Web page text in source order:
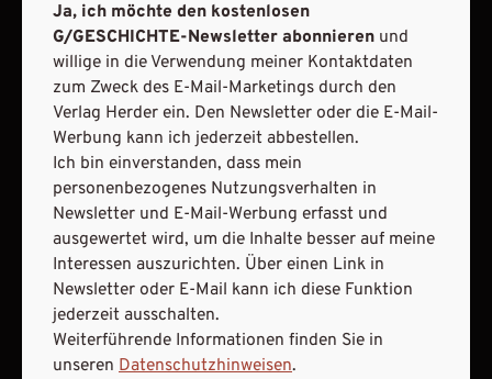
ABO ONLINE KÜNDIGEN
NACH OBEN
Ja, ich möchte den kostenlosen
G/GESCHICHTE-Newsletter abonnieren und
willige in die Verwendung meiner Kontaktdaten
zum Zweck des E-Mail-Marketings durch den
Verlag Herder ein. Den Newsletter oder die E-Mail-
Werbung kann ich jederzeit abbestellen.
Ich bin einverstanden, dass mein
personenbezogenes Nutzungsverhalten in
Newsletter und E-Mail-Werbung erfasst und
ausgewertet wird, um die Inhalte besser auf meine
Interessen auszurichten. Über einen Link in
Newsletter oder E-Mail kann ich diese Funktion
jederzeit ausschalten.
Weiterführende Informationen finden Sie in
unseren Datenschutzhinweisen.